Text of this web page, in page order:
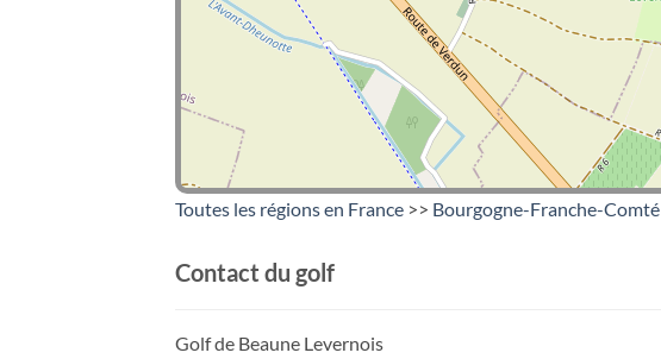
Toutes les régions en France >> Bourgogne-Franche-Comté
Contact du golf
Golf de Beaune Levernois